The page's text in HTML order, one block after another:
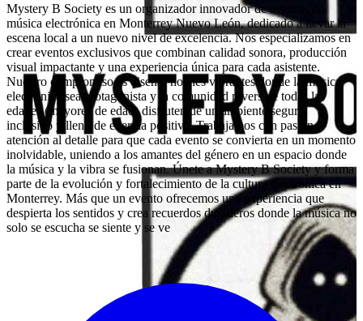
Mystery B Society es un organizador innovador de eventos de
música electrónica en Monterrey Nuevo León, dedicado a llevar la
escena local a un nuevo nivel de excelencia. Nos especializamos en
crear eventos exclusivos que combinan calidad sonora, producción
visual impactante y una experiencia única para cada asistente.
Nuestro compromiso es diseñar noches vibrantes donde la música
electrónica sea protagonista y la comunidad ravers de todas las
edades (mayores de edad) disfruten de un ambiente seguro,
inclusivo y lleno de energía positiva. Trabajamos con pasión y
atención al detalle para que cada evento se convierta en un momento
inolvidable, uniendo a los amantes del género en un espacio donde
la música y la vibra se fusionan. Únete a Mystery B Society y forma
parte de la evolución y fortalecimiento de la cultura electrónica en
Monterrey. Más que un evento ofrecemos una experiencia que
despierta los sentidos y crea recuerdos duraderos donde la música no
solo se escucha se siente y se ve